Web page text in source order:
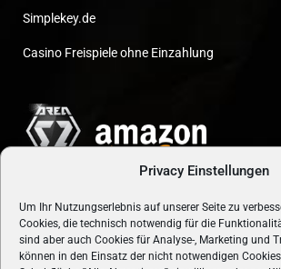
Privacy Einstellungen
Um Ihr Nutzungserlebnis auf unserer Seite zu
Cookies, die technisch notwendig für die
sind aber auch Cookies für Analyse-, Marketing und
können in den Einsatz der nicht notwendigen
Simplekey.de
Casino Freispiele ohne Einzahlung